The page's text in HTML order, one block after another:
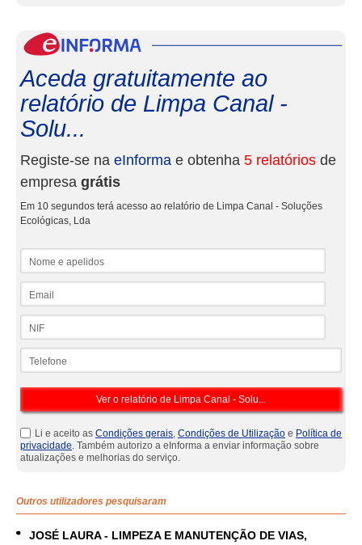
Aceda gratuitamente ao
relatório de Limpa Canal -
Solu...
Registe-se na eInforma e obtenha 5 relatórios de
empresa grátis
Em 10 segundos terá acesso ao relatório de Limpa Canal - Soluções
Ecológicas, Lda
Li e aceito as Condições gerais, Condições de Utilização e Política de
privacidade. Também autorizo a eInforma a enviar informação sobre
atualizações e melhorias do serviço.
Outros utilizadores pesquisaram
JOSÉ LAURA - LIMPEZA E MANUTENÇÃO DE VIAS,